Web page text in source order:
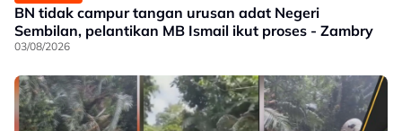
BN tidak campur tangan urusan adat Negeri
Sembilan, pelantikan MB Ismail ikut proses - Zambry
03/08/2026